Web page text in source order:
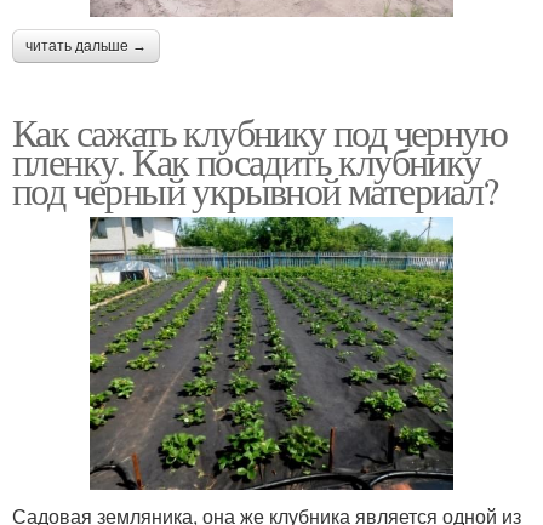
читать дальше →
Как сажать клубнику под черную
пленку. Как посадить клубнику
под черный укрывной материал?
Садовая земляника, она же клубника является одной из